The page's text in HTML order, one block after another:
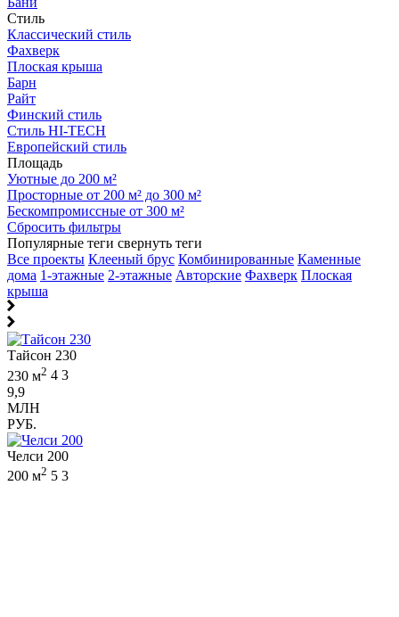
Стиль
Классический стиль
Фахверк
Плоская крыша
Барн
Райт
Финский стиль
Стиль HI-TECH
Европейский стиль
Площадь
Уютные до 200 м²
Просторные от 200 м² до 300 м²
Бескомпромиссные от 300 м²
Сбросить фильтры
Популярные теги свернуть теги
Все проекты Клееный брус Комбинированные Каменные
дома 1-этажные 2-этажные Авторские Фахверк Плоская
крыша
Тайсон 230
230 м2 4 3
9,9
МЛН
РУБ.
Челси 200
200 м2 5 3